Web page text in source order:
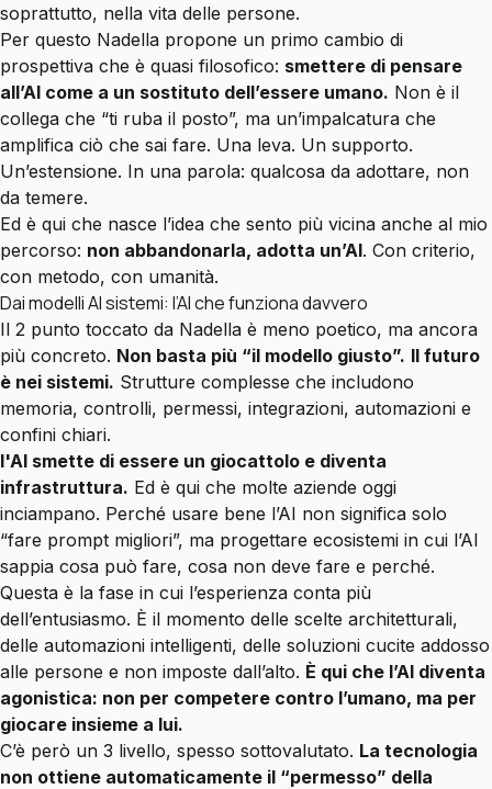
soprattutto, nella vita delle persone.
Per questo Nadella propone un primo cambio di
prospettiva che è quasi filosofico: smettere di pensare
all’AI come a un sostituto dell’essere umano. Non è il
collega che “ti ruba il posto”, ma un’impalcatura che
amplifica ciò che sai fare. Una leva. Un supporto.
Un’estensione. In una parola: qualcosa da adottare, non
da temere.
Ed è qui che nasce l’idea che sento più vicina anche al mio
percorso: non abbandonarla, adotta un’AI. Con criterio,
con metodo, con umanità.
Dai modelli AI sistemi: l’AI che funziona davvero
Il 2 punto toccato da Nadella è meno poetico, ma ancora
più concreto. Non basta più “il modello giusto”. Il futuro
è nei sistemi. Strutture complesse che includono
memoria, controlli, permessi, integrazioni, automazioni e
confini chiari.
l'AI smette di essere un giocattolo e diventa
infrastruttura. Ed è qui che molte aziende oggi
inciampano. Perché usare bene l’AI non significa solo
“fare prompt migliori”, ma progettare ecosistemi in cui l’AI
sappia cosa può fare, cosa non deve fare e perché.
Questa è la fase in cui l’esperienza conta più
dell’entusiasmo. È il momento delle scelte architetturali,
delle automazioni intelligenti, delle soluzioni cucite addosso
alle persone e non imposte dall’alto. È qui che l’AI diventa
agonistica: non per competere contro l’umano, ma per
giocare insieme a lui.
C’è però un 3 livello, spesso sottovalutato. La tecnologia
non ottiene automaticamente il “permesso” della